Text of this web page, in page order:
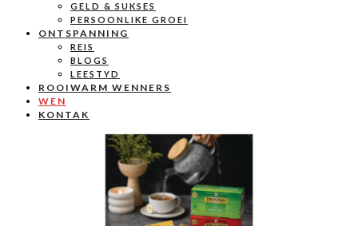
GELD & SUKSES
PERSOONLIKE GROEI
ONTSPANNING
REIS
BLOGS
LEESTYD
ROOIWARM WENNERS
WEN
KONTAK